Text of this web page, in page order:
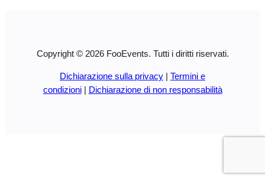
Copyright © 2026 FooEvents. Tutti i diritti riservati.
Dichiarazione sulla privacy
Termini e
condizioni| Dichiarazione di non responsabilità